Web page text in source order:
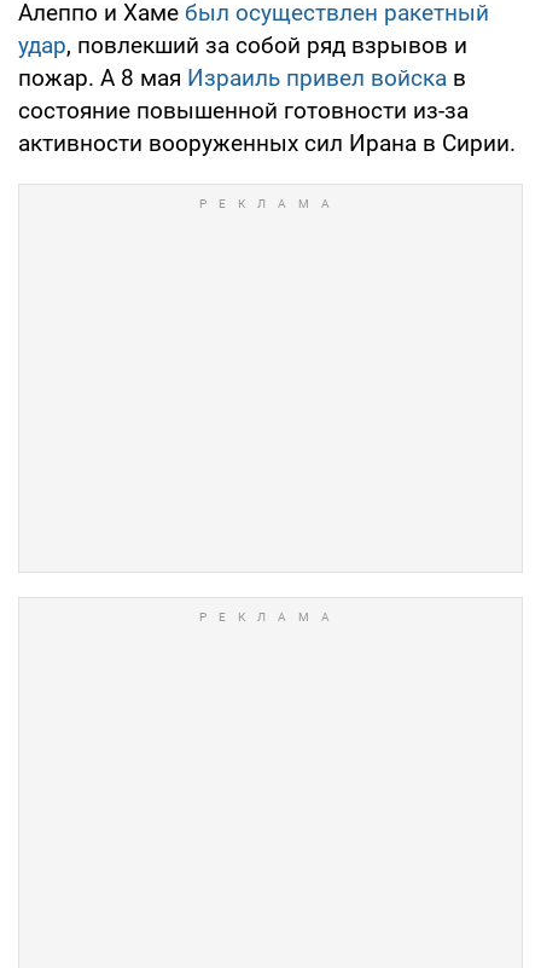
Алеппо и Хаме был осуществлен ракетный
удар, повлекший за собой ряд взрывов и
пожар. А 8 мая Израиль привел войска в
состояние повышенной готовности из-за
активности вооруженных сил Ирана в Сирии.